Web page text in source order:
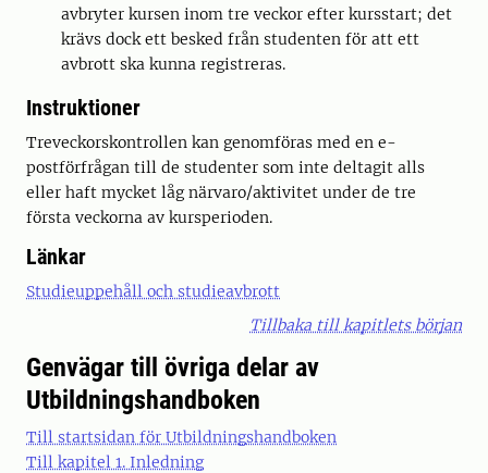
avbryter kursen inom tre veckor efter kursstart; det
krävs dock ett besked från studenten för att ett
avbrott ska kunna registreras.
Instruktioner
Treveckorskontrollen kan genomföras med en e-
postförfrågan till de studenter som inte deltagit alls
eller haft mycket låg närvaro/aktivitet under de tre
första veckorna av kursperioden.
Länkar
Studieuppehåll och studieavbrott
Tillbaka till kapitlets början
Genvägar till övriga delar av
Utbildningshandboken
Till startsidan för Utbildningshandboken
Till kapitel 1. Inledning